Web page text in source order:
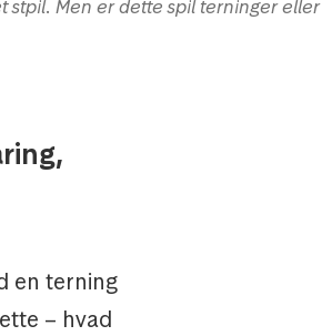
Men er dette spil terninger eller
en terning
– hvad